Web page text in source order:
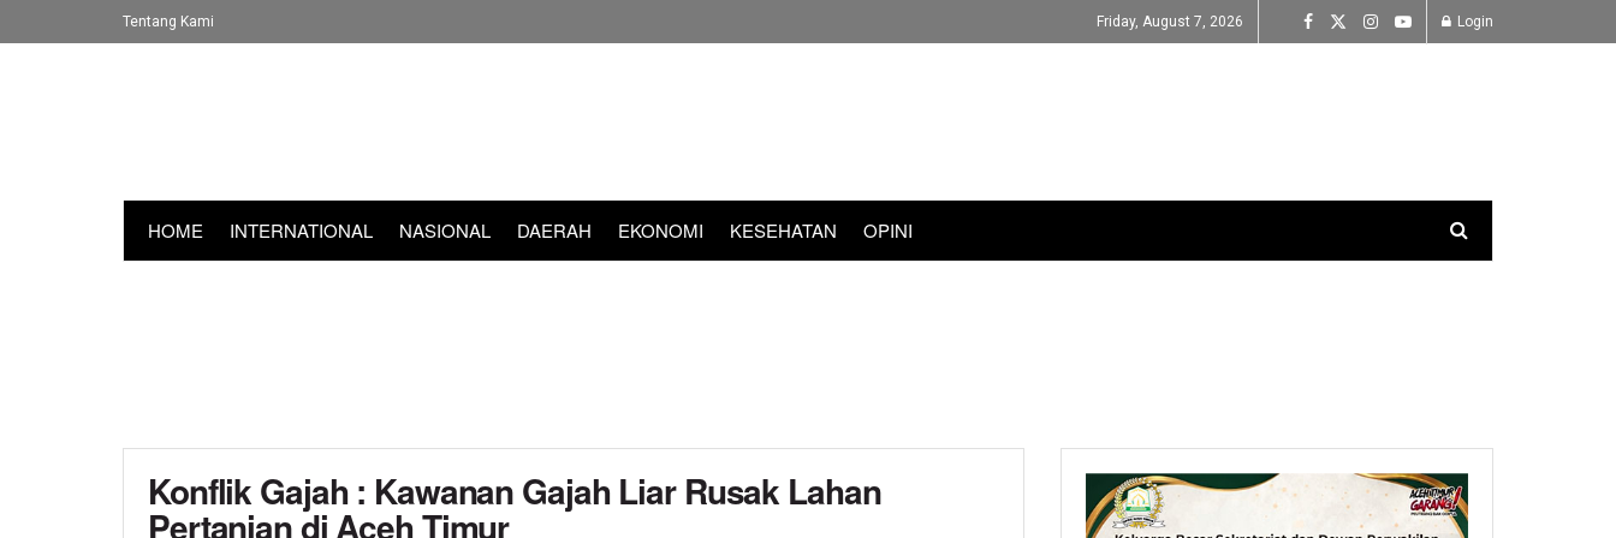
Tentang Kami Friday, August 7, 2026 Login
HOME INTERNATIONAL NASIONAL DAERAH EKONOMI KESEHATAN OPINI
Konflik Gajah : Kawanan Gajah Liar Rusak Lahan
Pertanian di Aceh Timur